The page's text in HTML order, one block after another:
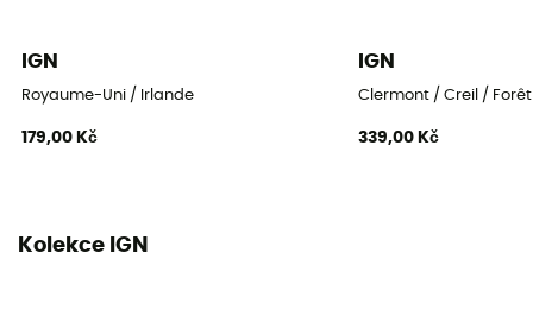
IGN
Royaume-Uni / Irlande
179,00 Kč
IGN
Clermont / Creil /
339,00 Kč
Kolekce IGN